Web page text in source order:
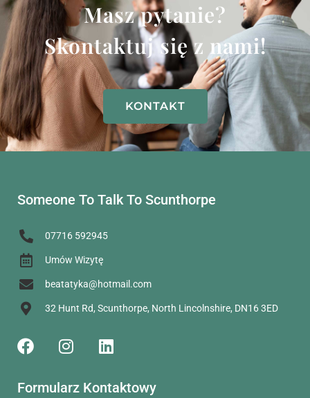
Masz pytanie?
Skontaktuj się z nami!
KONTAKT
Someone To Talk To Scunthorpe
07716 592945
Umów Wizytę
beatatyka@hotmail.com
32 Hunt Rd, Scunthorpe, North Lincolnshire, DN16 3ED
Formularz Kontaktowy